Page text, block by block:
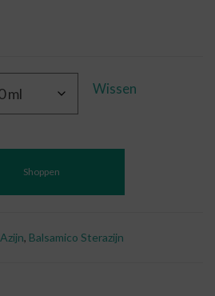
Wissen
Shoppen
Azijn, Balsamico Sterazijn